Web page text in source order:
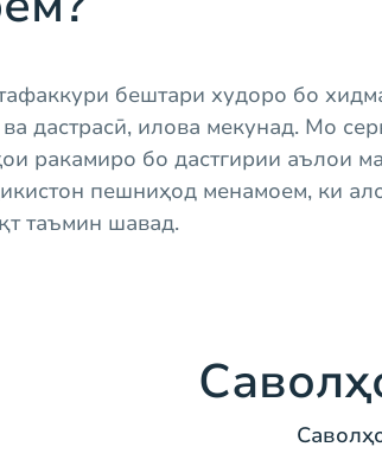
бештари худоро бо
дастрасӣ, илова мекунад. Мо
ракамиро бо дастгирии аълои
пешниҳод менамоем, ки
таъмин шавад.